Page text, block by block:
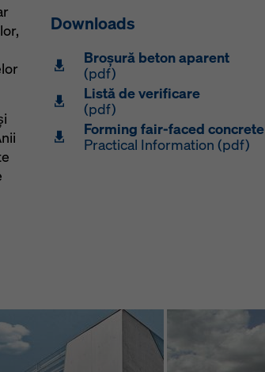
Downloads
Broşură beton aparent
(pdf)
Listă de verificare
(pdf)
Forming fair-faced concrete
Practical Information (pdf)